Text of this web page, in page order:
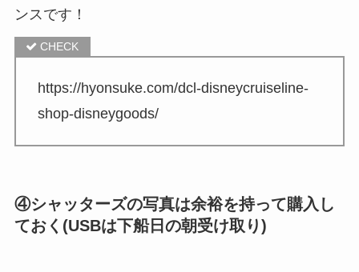
ンスです！
https://hyonsuke.com/dcl-disneycruiseline-
shop-disneygoods/
④シャッターズの写真は余裕を持って購入し
ておく(USBは下船日の朝受け取り)